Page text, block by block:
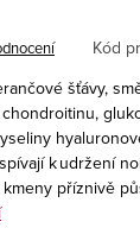
Kód
šťávy,
k udržení
příznivě